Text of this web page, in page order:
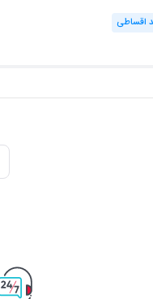
اقساطی